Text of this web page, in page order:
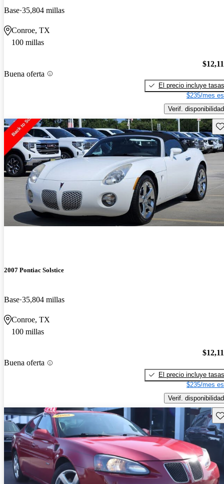
Base 35,804 millas
Conroe, TX
100 millas
Buena oferta
El precio incluye tasas
$235/mes
Verif. disponibilidad
2007 Pontiac Solstice
Base 35,804 millas
Conroe, TX
100 millas
Buena oferta
El precio incluye tasas
$235/mes
Verif. disponibilidad